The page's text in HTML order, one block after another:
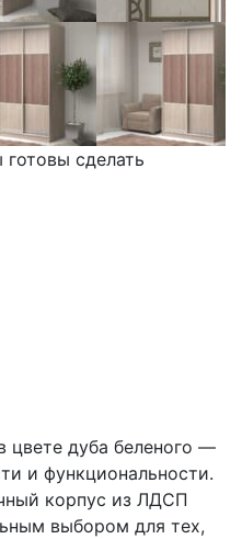
сделать
дуба беленого —
и функциональности.
корпус из ЛДСП
выбором для тех,